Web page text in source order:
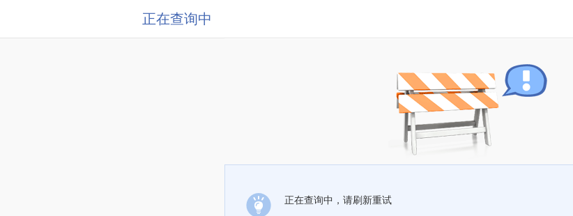
正在查询中
正在查询中，请刷新重试